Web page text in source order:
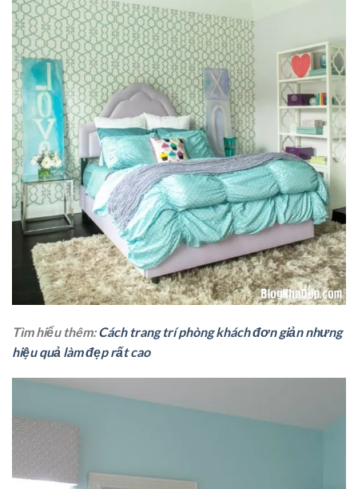
Tìm hiểu thêm:Cách trang trí phòng khách đơn giản nhưng
hiệu quả làm đẹp rất cao